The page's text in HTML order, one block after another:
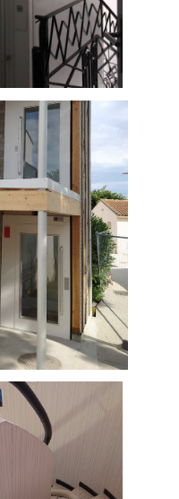
collectif
résidence de
Tarn)